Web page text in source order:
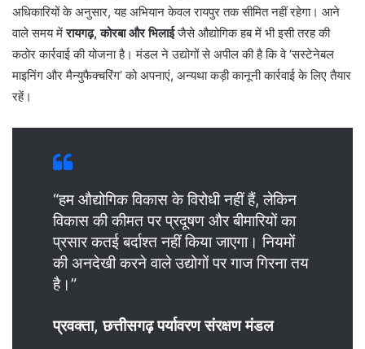
अधिकारियों के अनुसार, यह अभियान केवल रायपुर तक सीमित नहीं रहेगा। आने
वाले समय मेंरायगढ़, कोरबा और भिलाईजैसे औद्योगिक हब में भी इसी तरह की
कठोर कार्रवाई की योजना है। मंडल ने उद्योगों से अपील की है कि वे ‘सस्टेनेबल
माइनिंग और मैन्युफैक्चरिंग’ को अपनाएं, अन्यथा कड़ी कानूनी कार्रवाई के लिए तैयार
रहें।
“हम औद्योगिक विकास के विरोधी नहीं हैं, लेकिन
विकास की कीमत पर प्रदूषण और बीमारियों का
प्रसार कतई बर्दाश्त नहीं किया जाएगा। नियमों
की अनदेखी करने वाले उद्योगों पर गाज गिरना तय
है।”
प्रवक्ता, छत्तीसगढ़ पर्यावरण संरक्षण मंडल